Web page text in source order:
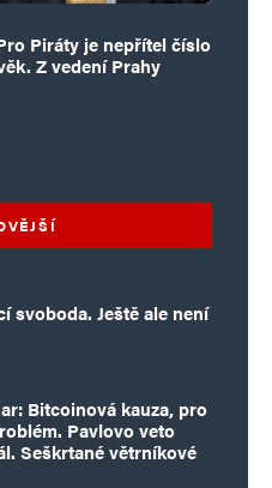
Piráty je nepřítel číslo
Z vedení Prahy
svoboda. Ještě ale není
Bitcoinová kauza, pro
Pavlovo veto
Seškrtané větrníkové